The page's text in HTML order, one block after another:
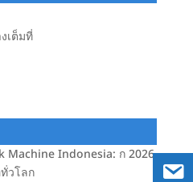
เต็มที่
Machine Indonesia: ก 2026
วโลก